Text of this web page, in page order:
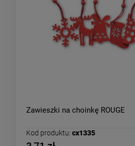
Zawieszki na choinkę ROUGE
Kod produktu: cx1335